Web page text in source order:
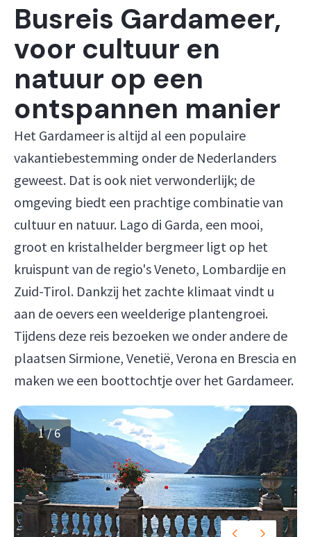
Busreis Gardameer,
voor cultuur en
natuur op een
ontspannen manier
Het Gardameer is altijd al een populaire
vakantiebestemming onder de Nederlanders
geweest. Dat is ook niet verwonderlijk; de
omgeving biedt een prachtige combinatie van
cultuur en natuur. Lago di Garda, een mooi,
groot en kristalhelder bergmeer ligt op het
kruispunt van de regio's Veneto, Lombardije en
Zuid-Tirol. Dankzij het zachte klimaat vindt u
aan de oevers een weelderige plantengroei.
Tijdens deze reis bezoeken we onder andere de
plaatsen Sirmione, Venetië, Verona en Brescia en
maken we een boottochtje over het Gardameer.
1 / 6